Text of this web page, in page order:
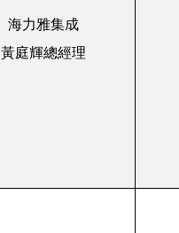
海力雅集成
黃庭輝總經理